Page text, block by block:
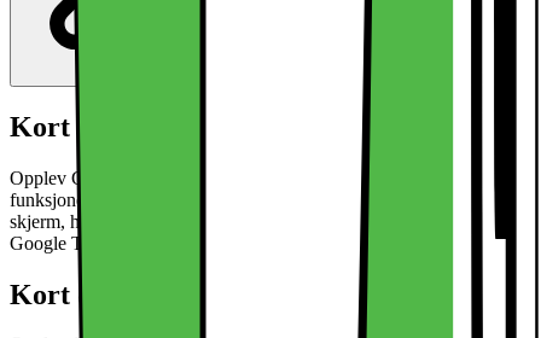
Kort om produktet
Opplev Google Pixel 9 Pro XL 5G smarttelefon og alle de avanserte
funksjonene den kan tilby deg, deriblant Gemini, en 6,75" pOLED-
skjerm, hovedkamera på 50 MP med KI-funksjoner, og en kraftig
Google Tensor G4-chip for sømløs ytelse.
Les mer om produktet
Kort om produktet